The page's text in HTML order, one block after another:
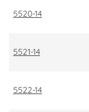
5520-14
5521-14
5522-14